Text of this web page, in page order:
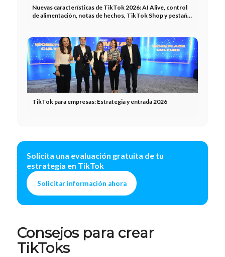
Nuevas características de TikTok 2026: AI Alive, control
de alimentación, notas de hechos, TikTok Shop y pestaña
TikTok para empresas: Estrategia y entrada 2026
Solicita una evaluación gratuita de tu
estrategia en TikTok
Solicitar información ahora
Consejos para crear
TikToks